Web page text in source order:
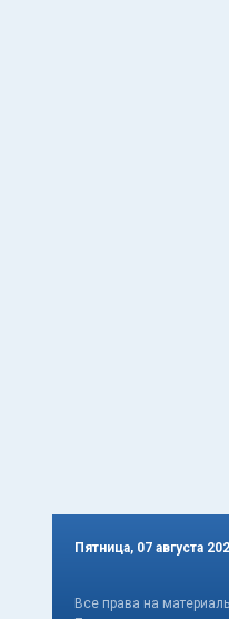
Пятница, 07 августа
Все права на